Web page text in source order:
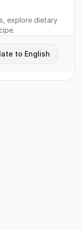
explore dietary
to English